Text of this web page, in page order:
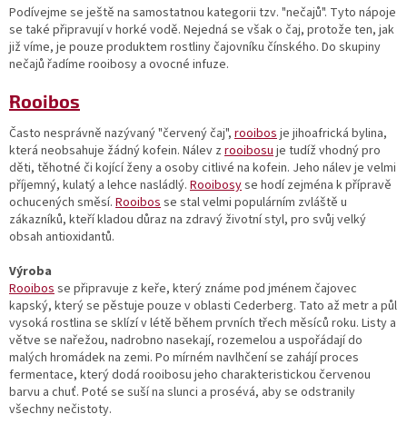
Podívejme se ještě na samostatnou kategorii tzv. "nečajů". Tyto nápoje
se také připravují v horké vodě. Nejedná se však o čaj, protože ten, jak
již víme, je pouze produktem rostliny čajovníku čínského. Do skupiny
nečajů řadíme rooibosy a ovocné infuze.
Rooibos
Často nesprávně nazývaný "červený čaj", rooibosje jihoafrická bylina,
která neobsahuje žádný kofein. Nálev z rooibosuje tudíž vhodný pro
děti, těhotné či kojící ženy a osoby citlivé na kofein. Jeho nálev je velmi
příjemný, kulatý a lehce nasládlý. Rooibosyse hodí zejména k přípravě
ochucených směsí. Rooibosse stal velmi populárním zvláště u
zákazníků, kteří kladou důraz na zdravý životní styl, pro svůj velký
obsah antioxidantů.
Výroba
Rooibosse připravuje z keře, který známe pod jménem čajovec
kapský, který se pěstuje pouze v oblasti Cederberg. Tato až metr a půl
vysoká rostlina se sklízí v létě během prvních třech měsíců roku. Listy a
větve se nařežou, nadrobno nasekají, rozemelou a uspořádají do
malých hromádek na zemi. Po mírném navlhčení se zahájí proces
fermentace, který dodá rooibosu jeho charakteristickou červenou
barvu a chuť. Poté se suší na slunci a prosévá, aby se odstranily
všechny nečistoty.